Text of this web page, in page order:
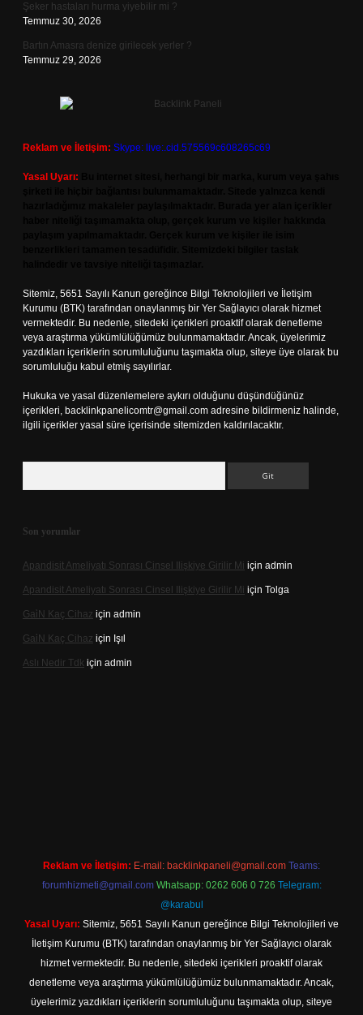
Şeker hastaları hurma yiyebilir mi ?
Temmuz 30, 2026
Bartın Amasra denize girilecek yerler ?
Temmuz 29, 2026
Reklam ve İletişim: Skype: live:.cid.575569c608265c69
Yasal Uyarı:
Sitemiz, 5651 Sayılı Kanun gereğince Bilgi Teknolojileri ve İletişim
Kurumu (BTK) tarafından onaylanmış bir Yer Sağlayıcı olarak hizmet
vermektedir. Bu nedenle, sitedeki içerikleri proaktif olarak denetleme
veya araştırma yükümlülüğümüz bulunmamaktadır. Ancak, üyelerimiz
yazdıkları içeriklerin sorumluluğunu taşımakta olup, siteye üye olarak bu
sorumluluğu kabul etmiş sayılırlar.
Hukuka ve yasal düzenlemelere aykırı olduğunu düşündüğünüz
içerikleri, backlinkpanelicomtr@gmail.com adresine bildirmeniz halinde,
ilgili içerikler yasal süre içerisinde sitemizden kaldırılacaktır.
Son yorumlar
Apandisit Ameliyatı Sonrası Cinsel Ilişkiye Girilir Mi için admin
Apandisit Ameliyatı Sonrası Cinsel Ilişkiye Girilir Mi için Tolga
Gai̇N Kaç Cihaz için admin
Gai̇N Kaç Cihaz için Işıl
Aslı Nedir Tdk için admin
Reklam ve İletişim: E-mail: backlinkpaneli@gmail.com Teams:
forumhizmeti@gmail.com Whatsapp: 0262 606 0 726 Telegram:
@karabul
Yasal Uyarı: Sitemiz, 5651 Sayılı Kanun gereğince Bilgi Teknolojileri ve
İletişim Kurumu (BTK) tarafından onaylanmış bir Yer Sağlayıcı olarak
hizmet vermektedir. Bu nedenle, sitedeki içerikleri proaktif olarak
denetleme veya araştırma yükümlülüğümüz bulunmamaktadır. Ancak,
üyelerimiz yazdıkları içeriklerin sorumluluğunu taşımakta olup, siteye